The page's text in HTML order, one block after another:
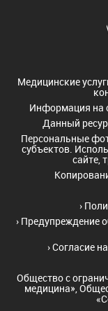
Медицинские
Информация на
Данный
Персональные
субъектов.
сайте,
›
› Предупреждение
›Согласие
Общество с
медицина»,